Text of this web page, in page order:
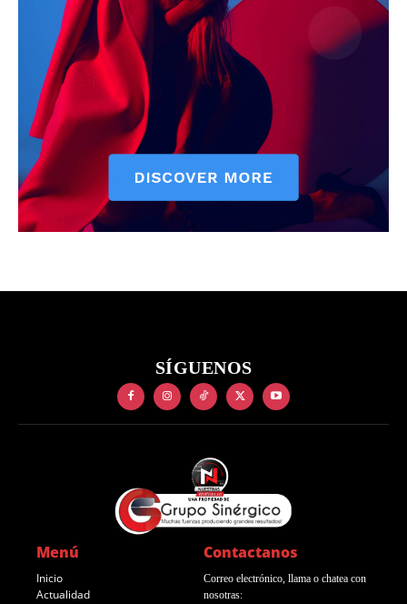
SÍGUENOS
Menú
Inicio
Actualidad
Contactanos
Correo electrónico, llama o chatea con
nosotras: